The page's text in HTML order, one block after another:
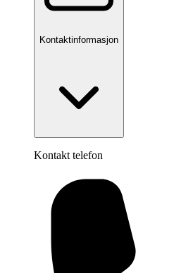
Kontaktinformasjon
Kontakt telefon